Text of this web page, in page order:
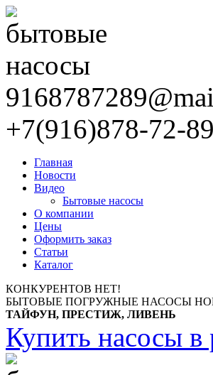
+7(916)878-72-89
Главная
Новости
Видео
Бытовые насосы
О компании
Цены
Оформить заказ
Статьи
Каталог
КОНКУРЕНТОВ НЕТ!
БЫТОВЫЕ ПОГРУЖНЫЕ НАСОСЫ
ТАЙФУН, ПРЕСТИЖ, ЛИВЕНЬ
Купить насосы в